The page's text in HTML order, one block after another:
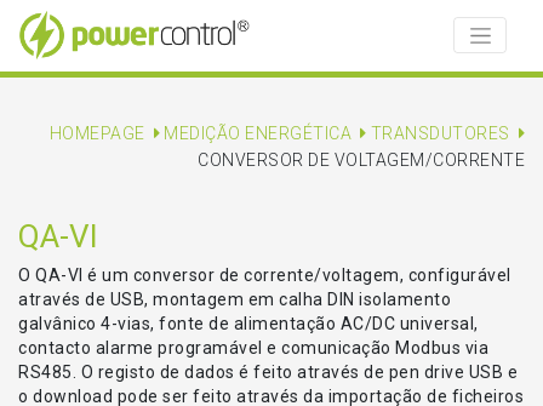
HOMEPAGE MEDIÇÃO ENERGÉTICA
TRANSDUTORES
CONVERSOR DE VOLTAGEM/CORRENTE
QA-VI
O QA-VI é um conversor de corrente/voltagem, configurável
através de USB, montagem em calha DIN isolamento
galvânico 4-vias, fonte de alimentação AC/DC universal,
contacto alarme programável e comunicação Modbus via
RS485. O registo de dados é feito através de pen drive USB e
o download pode ser feito através da importação de ficheiros